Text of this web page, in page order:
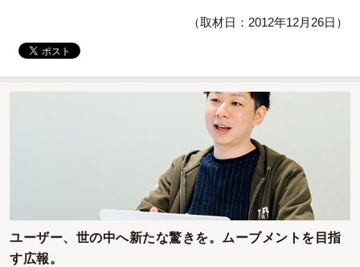
（取材日：2012年12月26日）
ユーザー、世の中へ新たな驚きを。ムーブメントを目指
す広報。